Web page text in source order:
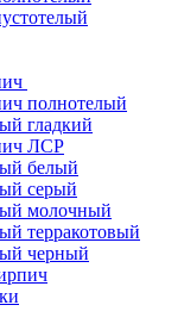
полнотелый
гладкий
ЛСР
белый
серый
молочный
терракотовый
черный